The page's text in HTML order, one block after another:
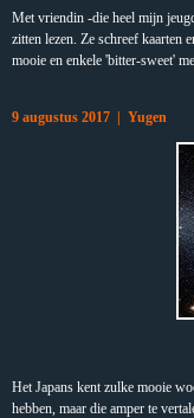
Met vriendin -die heel mijn
zitten lezen. Ze schreef kaarten
mooie en enkele 'bitter-sweet'
9 augustus 2017 | Yugen
Het Japans kent zulke mooie
hebben, maar die amper te